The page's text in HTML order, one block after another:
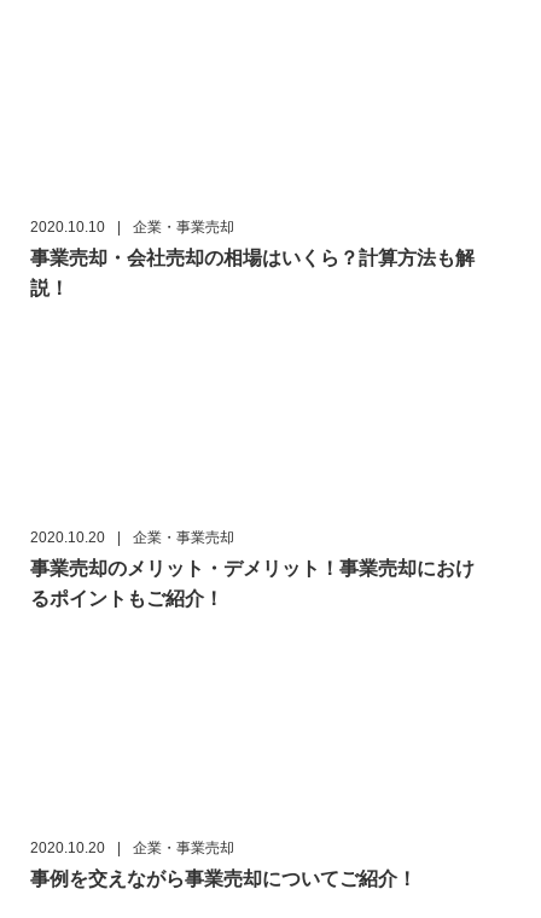
2020.10.10 | 企業・事業売却
事業売却・会社売却の相場はいくら？計算方法も解
説！
2020.10.20 | 企業・事業売却
事業売却のメリット・デメリット！事業売却におけ
るポイントもご紹介！
2020.10.20 | 企業・事業売却
事例を交えながら事業売却についてご紹介！